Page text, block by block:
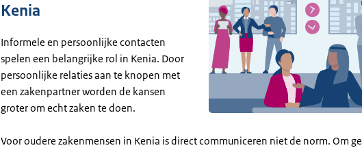
Kenia
Informele en persoonlijke contacten
spelen een belangrijke rol in Kenia. Door
persoonlijke relaties aan te knopen met
een zakenpartner worden de kansen
groter om echt zaken te doen.
Voor oudere zakenmensen in Kenia is direct communiceren niet de norm. Om